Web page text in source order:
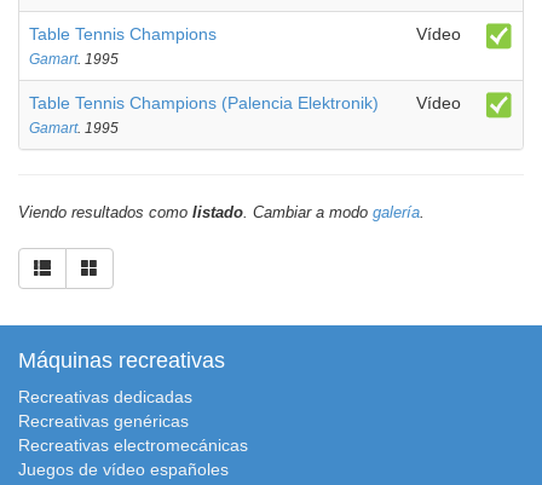
Table Tennis Champions
Gamart. 1995
Vídeo
Table Tennis Champions (Palencia Elektronik)
Gamart. 1995
Vídeo
Viendo resultados como listado. Cambiar a modo galería.
Máquinas recreativas
Recreativas dedicadas
Recreativas genéricas
Recreativas electromecánicas
Juegos de vídeo españoles